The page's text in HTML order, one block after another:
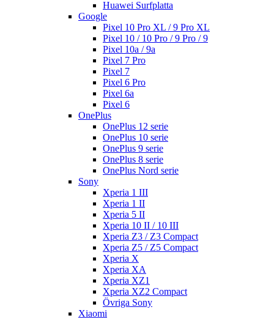
Huawei Surfplatta
Google
Pixel 10 Pro XL / 9 Pro XL
Pixel 10 / 10 Pro / 9 Pro / 9
Pixel 10a / 9a
Pixel 7 Pro
Pixel 7
Pixel 6 Pro
Pixel 6a
Pixel 6
OnePlus
OnePlus 12 serie
OnePlus 10 serie
OnePlus 9 serie
OnePlus 8 serie
OnePlus Nord serie
Sony
Xperia 1 III
Xperia 1 II
Xperia 5 II
Xperia 10 II / 10 III
Xperia Z3 / Z3 Compact
Xperia Z5 / Z5 Compact
Xperia X
Xperia XA
Xperia XZ1
Xperia XZ2 Compact
Övriga Sony
Xiaomi